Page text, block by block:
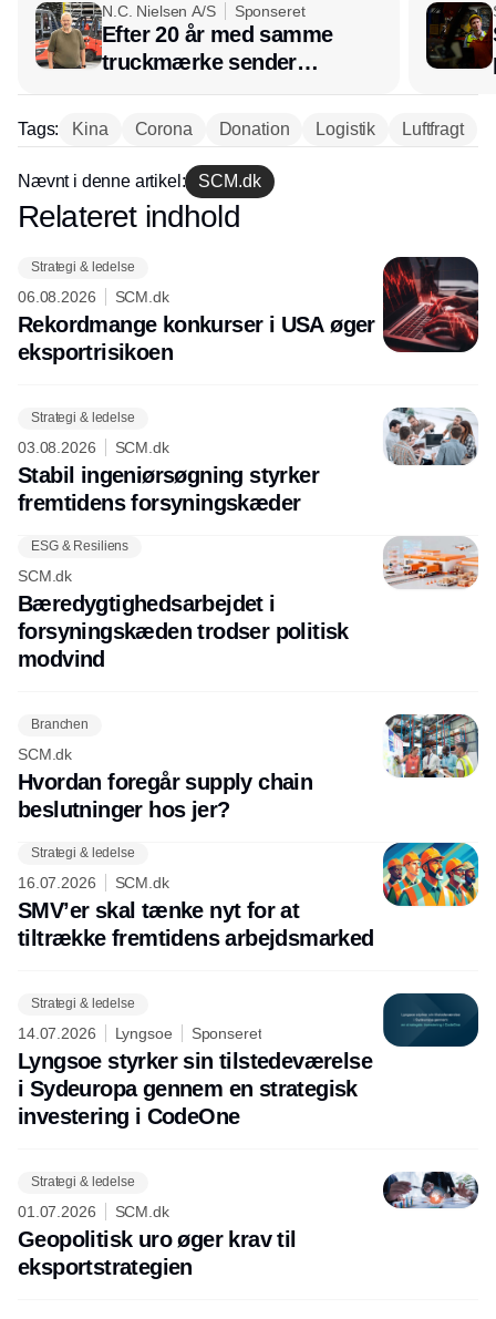
N.C. Nielsen A/S Sponseret
Efter 20 år med samme
truckmærke sender
lagerchef stafetten videre
hos INOX
Tags: Kina Corona Donation Logistik Luftfragt
Nævnt i denne artikel: SCM.dk
Annonce
Relateret indhold
Strategi & ledelse
06.08.2026 SCM.dk
Rekordmange konkurser i USA øger
eksport­risikoen
Strategi & ledelse
03.08.2026 SCM.dk
Stabil ingeniørsøgning styrker
fremtidens forsyningskæder
ESG & Resiliens
SCM.dk
Bæredygtighedsarbejdet i
forsyningskæden trodser politisk
modvind
Branchen
SCM.dk
Hvordan foregår supply chain
beslutninger hos jer?
Strategi & ledelse
16.07.2026 SCM.dk
SMV’er skal tænke nyt for at
tiltrække fremtidens arbejdsmarked
Strategi & ledelse
14.07.2026 Lyngsoe Sponseret
Lyngsoe styrker sin tilstedeværelse
i Sydeuropa gennem en strategisk
investering i CodeOne
Strategi & ledelse
01.07.2026 SCM.dk
Geopolitisk uro øger krav til
eksportstrategien